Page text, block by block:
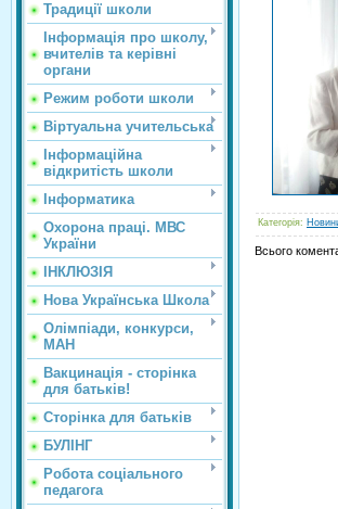
Традиції школи
Інформація про школу,
вчителів та керівні
органи
Режим роботи школи
Віртуальна учительська
Інформаційна
відкритість школи
Інформатика
Охорона праці. МВС
України
ІНКЛЮЗІЯ
Нова Українська Школа
Олімпіади, конкурси,
МАН
Вакцинація - сторінка
для батьків!
Сторінка для батьків
БУЛІНГ
Робота соціального
педагога
Категорія:
Всього